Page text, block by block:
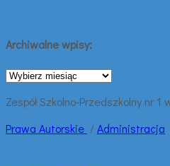
Archiwalne wpisy:
Archiwalne
Zespół Szkolno-Przedszkolny nr
Prawa Autorskie /Administracja